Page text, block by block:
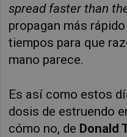
spread faster than
propagan más
tiempos para que
mano parece.
Es así como estos
dosis de estruendo
cómo no, de Donald